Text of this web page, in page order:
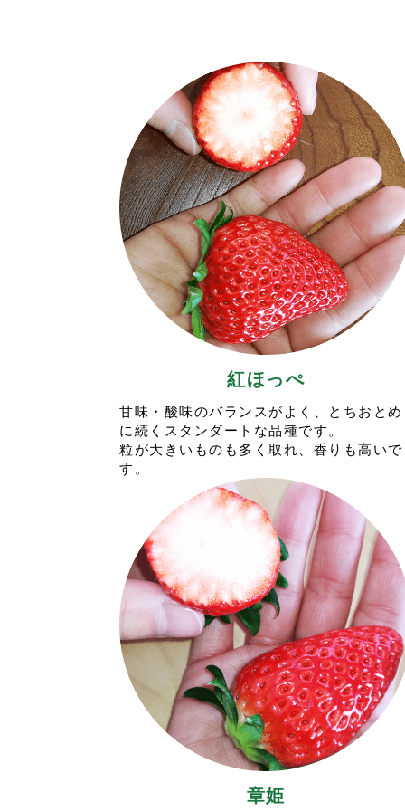
2021.12.16 10:27
2021.5.4 19:15
紅ほっぺ
甘味・酸味のバランスがよく、とちおとめ
に続くスタンダートな品種です。
粒が大きいものも多く取れ、香りも高いで
す。
章姫